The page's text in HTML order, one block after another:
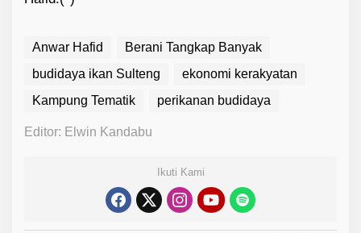
Anwar Hafid
Berani Tangkap Banyak
budidaya ikan Sulteng
ekonomi kerakyatan
Kampung Tematik
perikanan budidaya
Editor: Elwin Kandabu
Ikuti Kami